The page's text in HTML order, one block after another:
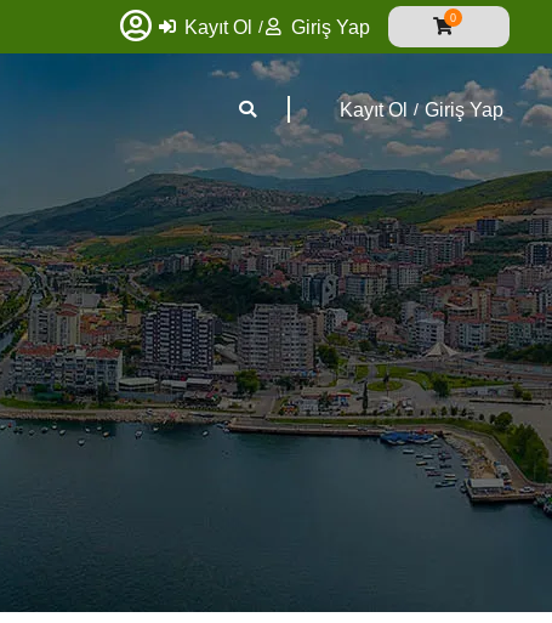
Kayıt Ol Giriş Yap 0
Kayıt Ol Giriş Yap